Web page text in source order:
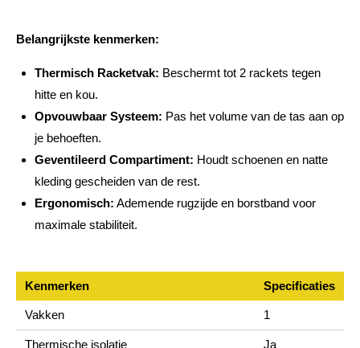
Belangrijkste kenmerken:
Thermisch Racketvak: Beschermt tot 2 rackets tegen
hitte en kou.
Opvouwbaar Systeem: Pas het volume van de tas aan op
je behoeften.
Geventileerd Compartiment: Houdt schoenen en natte
kleding gescheiden van de rest.
Ergonomisch: Ademende rugzijde en borstband voor
maximale stabiliteit.
Kenmerken Specificaties
Vakken 1
Thermische isolatie Ja